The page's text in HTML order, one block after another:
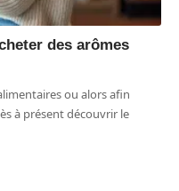
des arômes
ou alors afin
à présent découvrir le